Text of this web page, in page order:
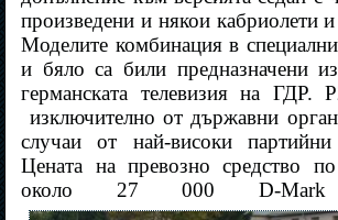
произведени и някои кабриолети
Моделите комбинация в
и бяло са били предназначени
германската телевизия на ГДР.
изключително от държавни
случаи от най-високи
Цената на превозно средство
около 27 000 D-